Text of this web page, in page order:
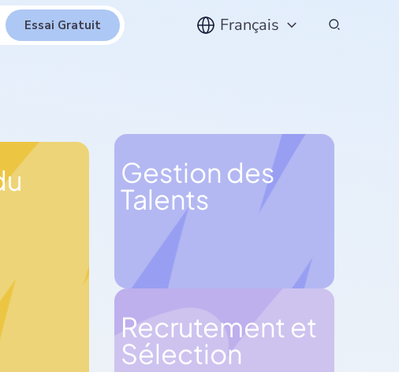
Essai Gratuit Français Rechercher
Recrutement et
Sélection
Gestion des
Talents